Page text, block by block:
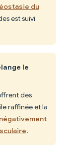
du
est suivi
le
des
raffinée et la
.